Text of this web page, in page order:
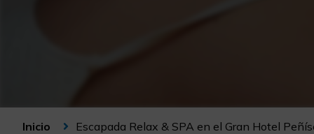
Inicio Escapada Relax & SPA en el Gran Hotel